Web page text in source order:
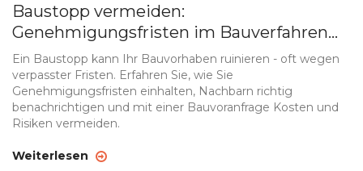
Baustopp vermeiden:
Genehmigungsfristen im Bauverfahren
richtig einhalten
Ein Baustopp kann Ihr Bauvorhaben ruinieren - oft wegen
verpasster Fristen. Erfahren Sie, wie Sie
Genehmigungsfristen einhalten, Nachbarn richtig
benachrichtigen und mit einer Bauvoranfrage Kosten und
Risiken vermeiden.
Weiterlesen